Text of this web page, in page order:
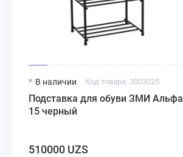
В наличии Код товара: 3003025
Подставка для обуви ЗМИ Альфа
15 черный
510000 UZS